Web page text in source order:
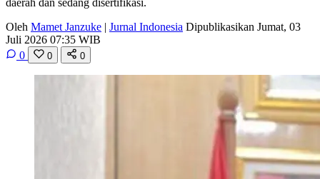
Oleh Mamet Janzuke | Jurnal Indonesia Dipublikasikan Jumat, 03
Juli 2026 07:35 WIB
0
0 0